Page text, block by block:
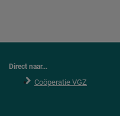
Direct naar...
Coöperatie VGZ